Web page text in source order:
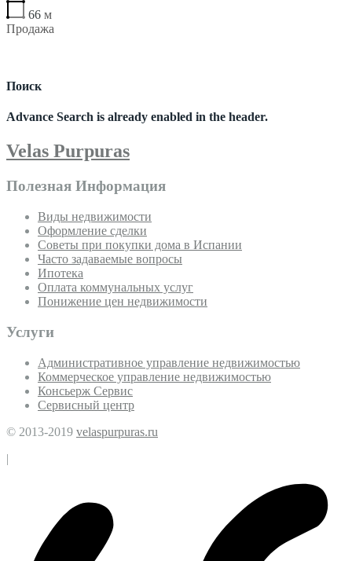
66 м
Продажа
Поиск
Advance Search is already enabled in the header.
Velas Purpuras
Полезная Информация
Виды недвижимости
Оформление сделки
Советы при покупки дома в Испании
Часто задаваемые вопросы
Ипотека
Оплата коммунальных услуг
Понижение цен недвижимости
Услуги
Административное управление недвижимостью
Коммерческое управление недвижимостью
Консьерж Сервис
Сервисный центр
© 2013-2019 velaspurpuras.ru
|